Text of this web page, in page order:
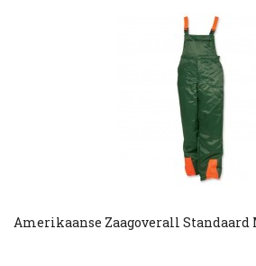
Amerikaanse Zaagoverall Standaard